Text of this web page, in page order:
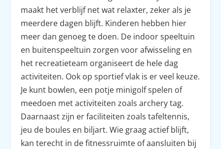
maakt het verblijf net wat relaxter, zeker als je
meerdere dagen blijft. Kinderen hebben hier
meer dan genoeg te doen. De indoor speeltuin
en buitenspeeltuin zorgen voor afwisseling en
het recreatieteam organiseert de hele dag
activiteiten. Ook op sportief vlak is er veel keuze.
Je kunt bowlen, een potje minigolf spelen of
meedoen met activiteiten zoals archery tag.
Daarnaast zijn er faciliteiten zoals tafeltennis,
jeu de boules en biljart. Wie graag actief blijft,
kan terecht in de fitnessruimte of aansluiten bij